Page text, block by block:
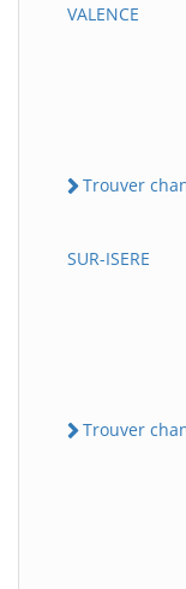
VALENCE
Trouver
SUR-ISERE
Trouver